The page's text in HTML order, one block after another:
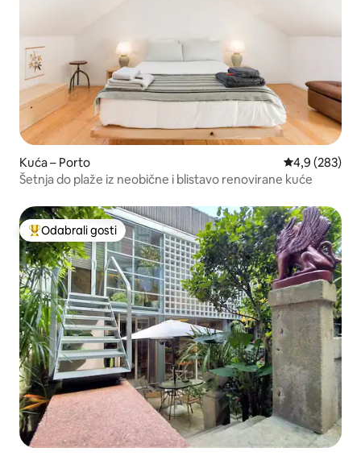
Kuća – Porto Prosječna
4,9 (283)
Šetnja do plaže iz neobične i blistavo renovirane kuće
Među najviše rangiranima s oznakom „Odabrali gosti”
Odabrali gosti